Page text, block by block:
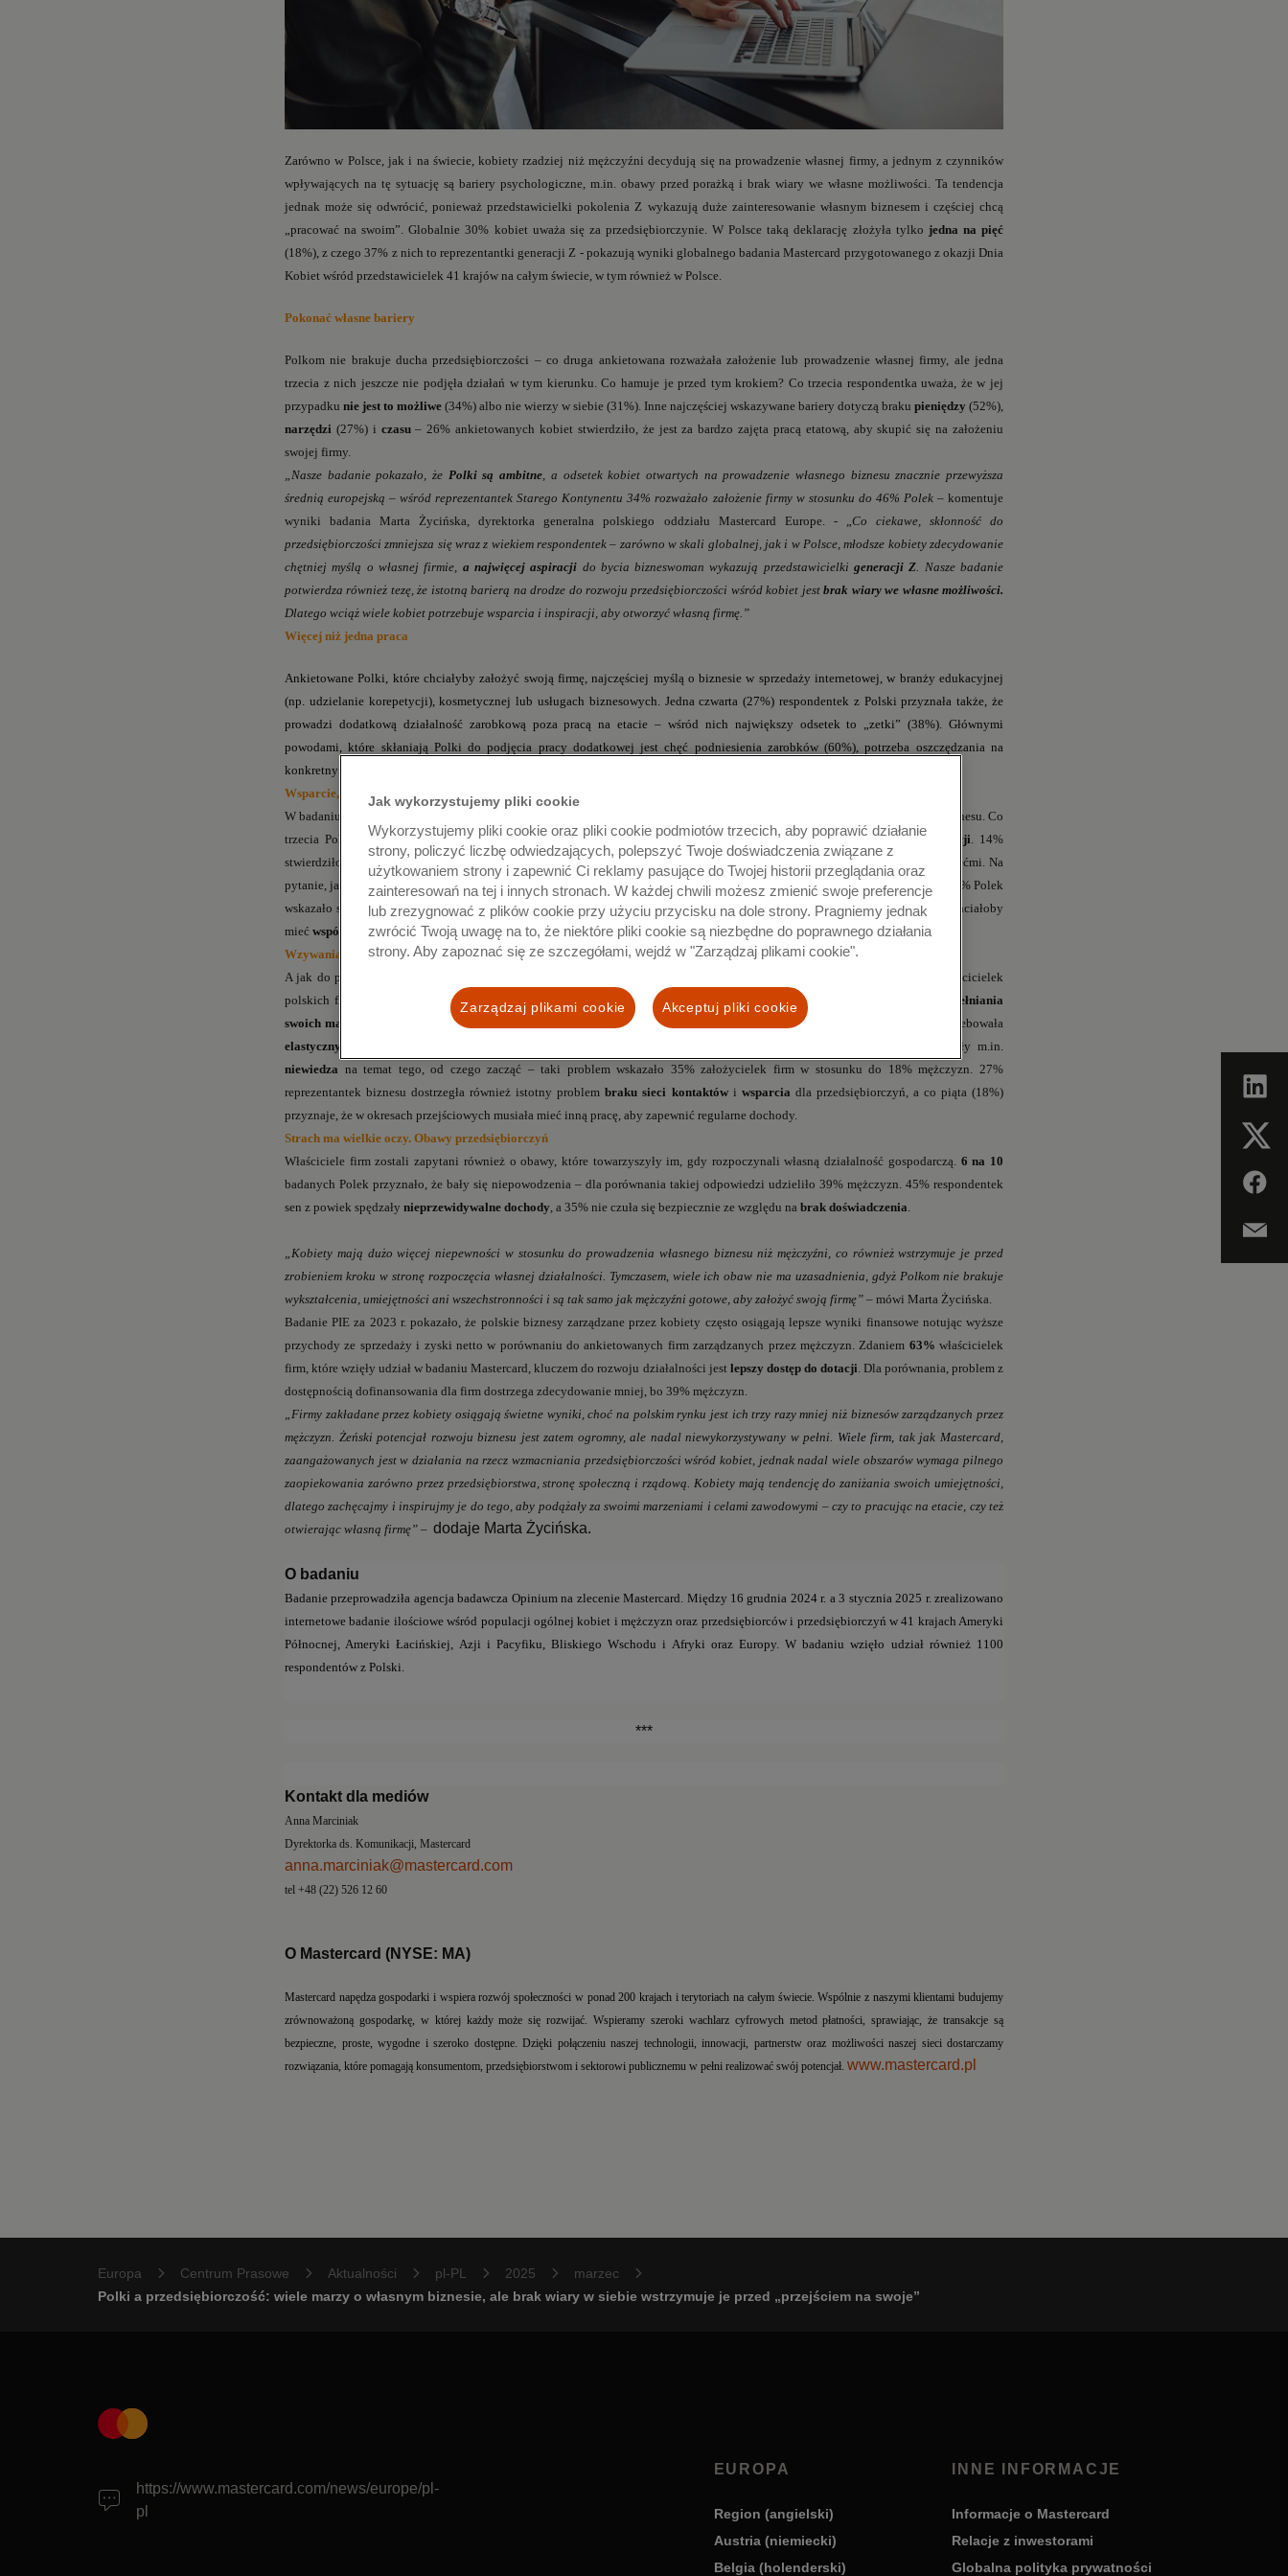
Zarówno w Polsce, jak i na świecie, kobiety rzadziej niż mężczyźni decydują się na prowadzenie własnej firmy, a jednym z czynników
wpływających na tę sytuację są bariery psychologiczne, m.in. obawy przed porażką i brak wiary we własne możliwości. Ta tendencja
jednak może się odwrócić, ponieważ przedstawicielki pokolenia Z wykazują duże zainteresowanie własnym biznesem i częściej chcą
„pracować na swoim”. Globalnie 30% kobiet uważa się za przedsiębiorczynie. W Polsce taką deklarację złożyła tylko jedna na pięć
(18%), z czego 37% z nich to reprezentantki generacji Z - pokazują wyniki globalnego badania Mastercard przygotowanego z okazji Dnia
Kobiet wśród przedstawicielek 41 krajów na całym świecie, w tym również w Polsce.
Pokonać własne bariery
Polkom nie brakuje ducha przedsiębiorczości – co druga ankietowana rozważała założenie lub prowadzenie własnej firmy, ale jedna
trzecia z nich jeszcze nie podjęła działań w tym kierunku. Co hamuje je przed tym krokiem? Co trzecia respondentka uważa, że w jej
przypadku nie jest to możliwe (34%) albo nie wierzy w siebie (31%). Inne najczęściej wskazywane bariery dotyczą braku pieniędzy (52%),
narzędzi (27%) i czasu– 26% ankietowanych kobiet stwierdziło, że jest za bardzo zajęta pracą etatową, aby skupić się na założeniu
swojej firmy.
„Nasze badanie pokazało, że Polki są ambitne , a odsetek kobiet otwartych na prowadzenie własnego biznesu znacznie przewyższa
średnią europejską – wśród reprezentantek Starego Kontynentu 34% rozważało założenie firmy w stosunku do 46% Polek – komentuje
wyniki badania Marta Życińska, dyrektorka generalna polskiego oddziału Mastercard Europe. - „ Co ciekawe, skłonność do
przedsiębiorczości zmniejsza się wraz z wiekiem respondentek – zarówno w skali globalnej, jak i w Polsce, młodsze kobiety zdecydowanie
chętniej myślą o własnej firmie, a najwięcej aspiracji do bycia bizneswoman wykazują przedstawicielkigeneracji Z . Nasze badanie
potwierdza również tezę, że istotną barierą na drodze do rozwoju przedsiębiorczości wśród kobiet jestbrak wiary we własne możliwości.
Dlatego wciąż wiele kobiet potrzebuje wsparcia i inspiracji, aby otworzyć własną firmę.”
Więcej niż jedna praca
Ankietowane Polki, które chciałyby założyć swoją firmę, najczęściej myślą o biznesie w sprzedaży internetowej, w branży edukacyjnej
(np. udzielanie korepetycji), kosmetycznej lub usługach biznesowych. Jedna czwarta (27%) respondentek z Polski przyznała także, że
prowadzi dodatkową działalność zarobkową poza pracą na etacie – wśród nich największy odsetek to „zetki” (38%). Głównymi
powodami, które skłaniają Polki do podjęcia pracy dodatkowej jest chęć podniesienia zarobków (60%), potrzeba oszczędzania na
konkretny cel (39%) i uzyskania niezależności finansowej (32%) - pokazuje badanie Mastercard.
Wsparcie, które rozwinie skrzydła
W badaniu Mastercard Polki zostały zapytane również o formy wsparcia, które mogłyby skłonić je do uruchomienia własnego biznesu. Co
trzecia Polka przyznała, że potrzebujeszkoleńw zakresie podstawowych umiejętności biznesowych, a 28%lepszej edukacji . 14%
stwierdziło natomiast, że w rozpoczęciu własnej działalności gospodarczej
pomogłoby wsparcie rządu w zakresie opieki nad dziećmi. Na
pytanie, jakie konkretne rozwiązania wsparłyby kobiety w pokonaniu barier i większej pewności siebie przy zakładaniu firmy, 29% Polek
wskazało szerszy dostęp do dotacji, 27% liczy naszkoleniaw zakresie opracowywania biznesplanu, a niewiele mniej (26%) chciałoby
mieć wspólnika/wspólniczkę.
Wzywania okiem polskich bizneswomen
A jak do prowadzenia biznesu podchodzą przedsiębiorczynie, które już zdecydowały się na własny biznes? Ponad połowa właścicielek
polskich firm (53%), które wzięły udział w badaniu Mastercard przyznała, że motywacją do „przejścia na swoje” była
chęć spełniania
swoich marzeń.
kobiet prowadzących swoją działalność oznajmiło, że nie chciały pracować dla kogoś innego, a 43% potrzebowała
elastycznych godzin pracy
. Jedną z barier, która doskwierała przedsiębiorczyniom w momencie uruchamiania biznesu były m.in.
niewiedza na temat tego, od czego zacząć – taki problem wskazało 35% założycielek firm w stosunku do 18% mężczyzn. 27%
reprezentantek biznesu dostrzegła również istotny problembraku sieci kontaktówi wsparcia dla przedsiębiorczyń, a co piąta (18%)
przyznaje, że w okresach przejściowych musiała mieć inną pracę, aby zapewnić regularne dochody.
Strach ma wielkie oczy. Obawy przedsiębiorczyń
Właściciele firm zostali zapytani również o obawy, które towarzyszyły im, gdy rozpoczynali własną działalność gospodarczą. 6 na 10
badanych Polek przyznało, że bały się niepowodzenia – dla porównania takiej odpowiedzi udzieliło 39% mężczyzn. 45% respondentek
sen z powiek spędzały nieprzewidywalne dochody , a 35% nie czuła się bezpiecznie ze względu na brak doświadczenia
„Kobiety mają dużo więcej niepewności w stosunku do prowadzenia własnego biznesu niż mężczyźni, co również wstrzymuje je przed
zrobieniem kroku w stronę rozpoczęcia własnej działalności. Tymczasem, wiele ich obaw nie ma uzasadnienia, gdyż Polkom nie brakuje
wykształcenia, umiejętności ani wszechstronności i są tak samo jak mężczyźni gotowe, aby założyć swoją firmę” – mówi Marta Życińska.
Badanie PIE za 2023 r. pokazało, że polskie biznesy zarządzane przez kobiety często osiągają lepsze wyniki finansowe notując wyższe
przychody ze sprzedaży i zyski netto w porównaniu do ankietowanych firm zarządzanych przez mężczyzn. Zdaniem 63% właścicielek
firm, które wzięły udział w badaniu Mastercard, kluczem do rozwoju działalności jest lepszy dostęp do dotacji . Dla porównania, problem z
dostępnością dofinansowania dla firm dostrzega zdecydowanie mniej, bo 39% mężczyzn.
„Firmy zakładane przez kobiety osiągają świetne wyniki, choć na polskim rynku jest ich trzy razy mniej niż biznesów zarządzanych przez
mężczyzn. Żeński potencjał rozwoju biznesu jest zatem ogromny, ale nadal niewykorzystywany w pełni.
Wiele firm, tak jak Mastercard,
zaangażowanych jest w działania na rzecz wzmacniania przedsiębiorczości wśród kobiet, jednak nadal wiele obszarów wymaga pilnego
zaopiekowania zarówno przez przedsiębiorstwa, stronę społeczną i rządową. Kobiety mają tendencję do zaniżania swoich umiejętności,
dlatego zachęcajmy i inspirujmy je do tego, aby podążały za swoimi marzeniami i celami zawodowymi – czy to pracując na etacie, czy też
otwierając własną firmę” – dodaje Marta Życińska.
O badaniu
Badanie przeprowadziła agencja badawcza Opinium na zlecenie Mastercard. Między 16 grudnia 2024 r. a 3 stycznia 2025 r. zrealizowano
internetowe badanie ilościowe wśród populacji ogólnej kobiet i mężczyzn oraz przedsiębiorców i przedsiębiorczyń w 41 krajach Ameryki
Północnej, Ameryki Łacińskiej, Azji i Pacyfiku, Bliskiego Wschodu i Afryki oraz Europy. W badaniu wzięło udział również 1100
respondentów z Polski.
***
Kontakt dla mediów
Anna Marciniak
Dyrektorka ds. Komunikacji, Mastercard
anna.marciniak@mastercard.com
tel +48 (22) 526 12 60
O Mastercard (NYSE: MA)
Mastercard napędza gospodarki i wspiera rozwój społeczności w ponad 200 krajach i terytoriach na całym świecie. Wspólnie z naszymi klientami budujemy
zrównoważoną gospodarkę, w której każdy może się rozwijać. Wspieramy szeroki wachlarz cyfrowych metod płatności, sprawiając, że transakcje są
bezpieczne, proste, wygodne i szeroko dostępne. Dzięki połączeniu naszej technologii, innowacji, partnerstw oraz możliwości naszej sieci dostarczamy
rozwiązania, które pomagają konsumentom, przedsiębiorstwom i sektorowi publicznemu w pełni realizować swój potencjał. www.mastercard.pl
Europa Centrum Prasowe Aktualności pl-PL 2025
marzec
Polki a przedsiębiorczość: wiele marzy o własnym biznesie, ale brak wiary w siebie wstrzymuje je przed „przejściem na swoje”
https://www.mastercard.com/news/europe/pl-
pl
EUROPA
Region (angielski)
Austria (niemiecki)
Belgia (holenderski)
INNE INFORMACJE
Informacje o Mastercard
Relacje z inwestorami
Globalna polityka prywatności
Jak wykorzystujemy pliki cookie
Wykorzystujemy pliki cookie oraz pliki cookie podmiotów trzecich, aby poprawić działanie
strony, policzyć liczbę odwiedzających, polepszyć Twoje doświadczenia związane z
użytkowaniem strony i zapewnić Ci reklamy pasujące do Twojej historii przeglądania oraz
zainteresowań na tej i innych stronach. W każdej chwili możesz zmienić swoje preferencje
lub zrezygnować z plików cookie przy użyciu przycisku na dole strony. Pragniemy jednak
zwrócić Twoją uwagę na to, że niektóre pliki cookie są niezbędne do poprawnego działania
strony. Aby zapoznać się ze szczegółami, wejdź w "Zarządzaj plikami cookie".
Akceptuj pliki cookie
Zarządzaj plikami cookie